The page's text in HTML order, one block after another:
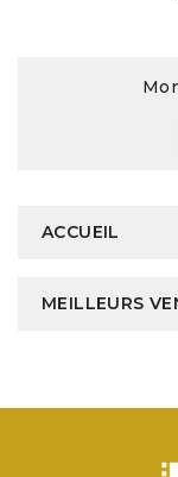
ACCUEIL
MEILLEURS